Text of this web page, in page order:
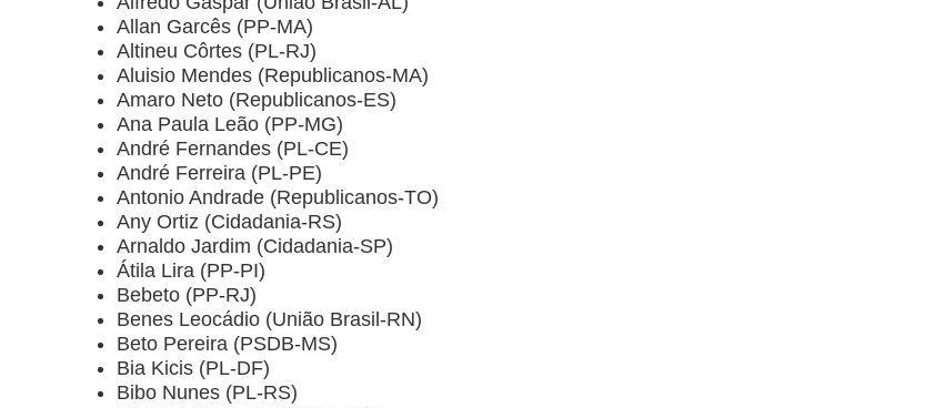
Allan Garcês (PP-MA)
Altineu Côrtes (PL-RJ)
Aluisio Mendes (Republicanos-MA)
Amaro Neto (Republicanos-ES)
Ana Paula Leão (PP-MG)
André Fernandes (PL-CE)
André Ferreira (PL-PE)
Antonio Andrade (Republicanos-TO)
Any Ortiz (Cidadania-RS)
Arnaldo Jardim (Cidadania-SP)
Átila Lira (PP-PI)
Bebeto (PP-RJ)
Benes Leocádio (União Brasil-RN)
Beto Pereira (PSDB-MS)
Bia Kicis (PL-DF)
Bibo Nunes (PL-RS)